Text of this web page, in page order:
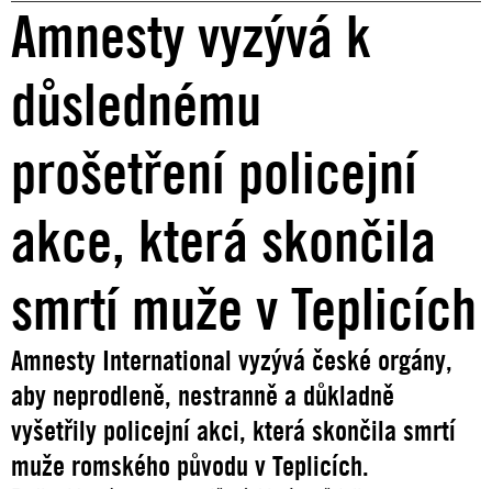
Amnesty vyzývá k
důslednému
prošetření policejní
akce, která skončila
smrtí muže v Teplicích
Amnesty International vyzývá české orgány,
aby neprodleně, nestranně a důkladně
vyšetřily policejní akci, která skončila smrtí
muže romského původu v Teplicích.